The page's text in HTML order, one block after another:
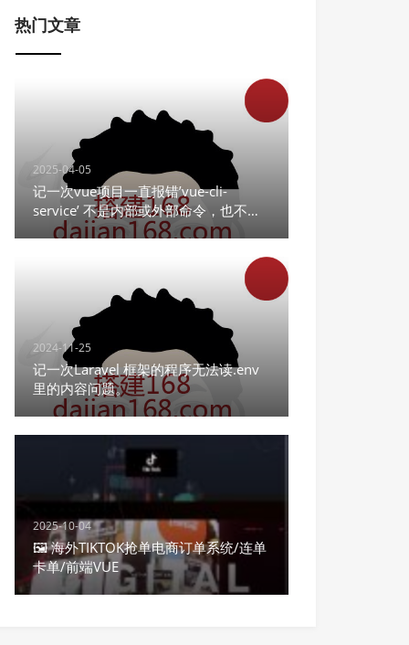
热门文章
2025-04-05
记一次vue项目一直报错’vue-cli-
service’ 不是内部或外部命令，也不是
可运行的程序
2024-11-25
记一次Laravel 框架的程序无法读.env
里的内容问题。
2025-10-04
🖼 海外TIKTOK抢单电商订单系统/连单
卡单/前端VUE